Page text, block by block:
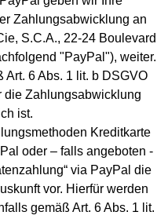
Zahlungsabwicklung an
S.C.A., 22-24 Boulevard
"PayPal"), weiter.
Art. 6 Abs. 1 lit. b DSGVO
die Zahlungsabwicklung
ist.
Kreditkarte
oder – falls angeboten -
via PayPal die
vor. Hierfür werden
gemäß Art. 6 Abs. 1 lit.